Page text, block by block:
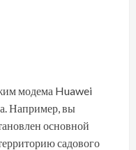
модема Huawei
Например, вы
основной
садового